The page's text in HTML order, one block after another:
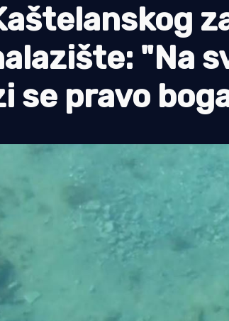
"Na
se pravo